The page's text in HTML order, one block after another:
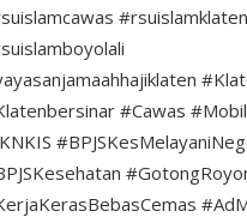
#rsuislamklaten
#Cawas